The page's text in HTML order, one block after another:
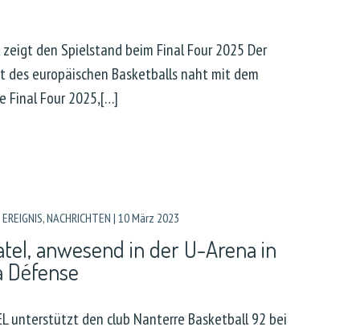
den Spielstand beim Final Four 2025 Der
des europäischen Basketballs naht mit dem
Final Four 2025,[…]
,NACHRICHTEN | 10 März 2023
anwesend in der U-Arena in
Défense
unterstützt den club Nanterre Basketball 92 bei